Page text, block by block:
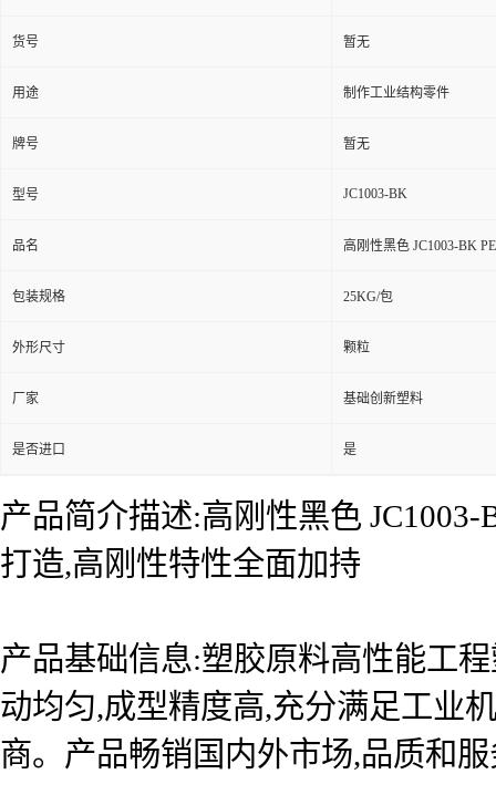
货号 暂无
用途 制作工业结构零件
牌号 暂无
型号 JC1003-BK
品名 高刚性黑色 JC1003-BK
包装规格 25KG/包
外形尺寸 颗粒
厂家 基础创新塑料
是否进口 是
产品简介描述:高刚性黑色
打造,高刚性特性全面加持
产品基础信息:塑胶原料高性能工
动均匀,成型精度高,充分满足工业
商。产品畅销国内外市场,品质和